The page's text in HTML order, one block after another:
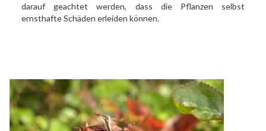
darauf geachtet werden, dass die Pflanzen selbst
ernsthafte Schäden erleiden können.